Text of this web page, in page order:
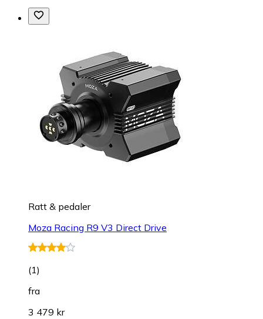
Ratt & pedaler
Moza Racing R9 V3 Direct Drive
(1)
fra
3 479 kr